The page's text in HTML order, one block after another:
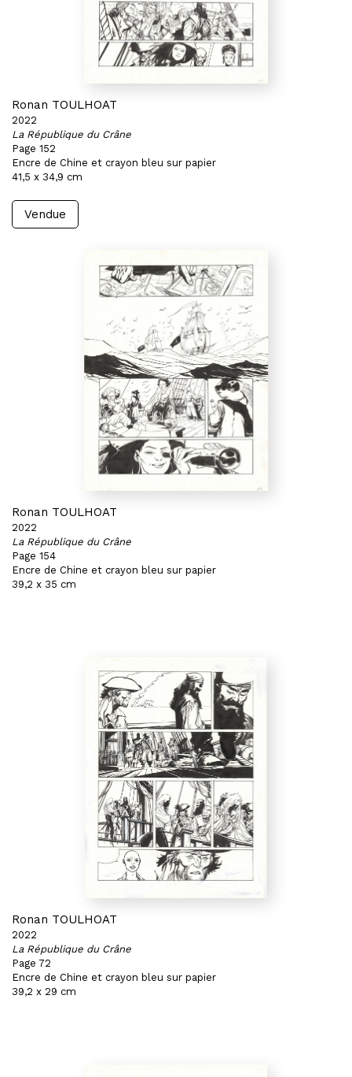
Ronan TOULHOAT
2022
La République du Crâne
Page 152
Encre de Chine et crayon bleu sur papier
41,5 x 34,9 cm
Vendue
Ronan TOULHOAT
2022
La République du Crâne
Page 154
Encre de Chine et crayon bleu sur papier
39,2 x 35 cm
Ronan TOULHOAT
2022
La République du Crâne
Page 72
Encre de Chine et crayon bleu sur papier
39,2 x 29 cm